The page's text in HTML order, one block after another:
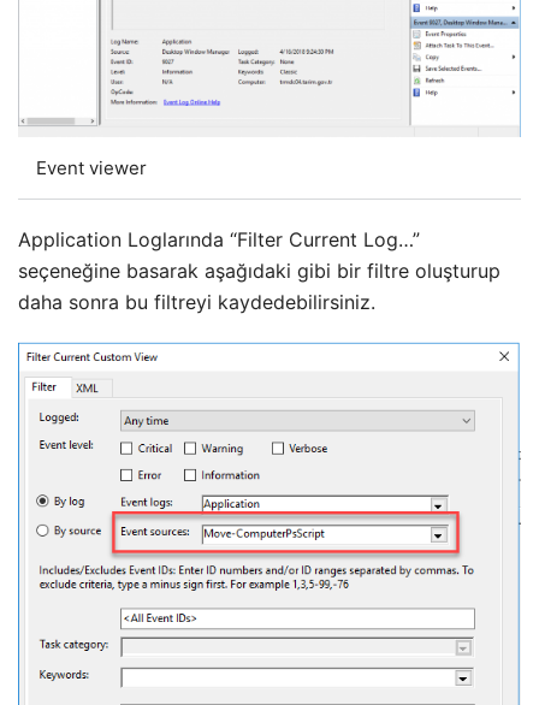
Event viewer
Application Loglarında “Filter Current Log…”
seçeneğine basarak aşağıdaki gibi bir filtre oluşturup
daha sonra bu filtreyi kaydedebilirsiniz.